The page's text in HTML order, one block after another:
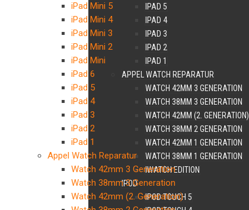
IPAD 5
IPAD 4
IPAD 3
IPAD 2
IPAD 1
APPEL WATCH REPARATUR
WATCH 42MM 3 GENERATION
WATCH 38MM 3 GENERATION
WATCH 42MM (2. GENERATION)
WATCH 38MM 2 GENERATION
WATCH 42MM 1 GENERATION
WATCH 38MM 1 GENERATION
IWATCH EDITION
IPOD
IPOD TOUCH 5
iPad Mini 5
iPad Mini 4
iPad Mini 3
iPad Mini 2
iPad Mini
iPad 6
iPad 5
iPad 4
iPad 3
iPad 2
iPad 1
Appel Watch Reparatur
Watch 42mm 3 Generation
Watch 38mm 3 Generation
Watch 42mm (2. Generation)